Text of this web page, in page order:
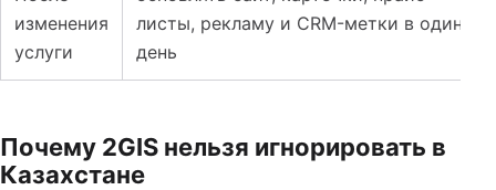
изменения
услуги
листы, рекламу и CRM-метки в один
день
Почему 2GIS нельзя игнорировать в
Казахстане